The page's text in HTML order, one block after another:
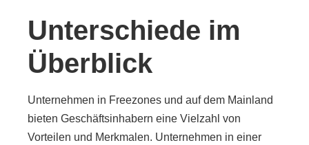
Unterschiede im
Überblick
Unternehmen in Freezones und auf dem Mainland
bieten Geschäftsinhabern eine Vielzahl von
Vorteilen und Merkmalen. Unternehmen in einer